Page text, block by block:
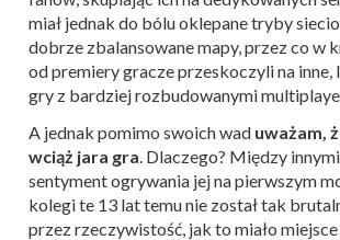
miał jednak do bólu oklepane tryby
dobrze zbalansowane mapy, przez co w
od premiery gracze przeskoczyli na inne,
gry z bardziej rozbudowanymi
A jednak pomimo swoich wad uważam,
wciąż jara gra . Dlaczego? Między
sentyment ogrywania jej na pierwszym
kolegi te 13 lat temu nie został tak
przez rzeczywistość, jak to miało